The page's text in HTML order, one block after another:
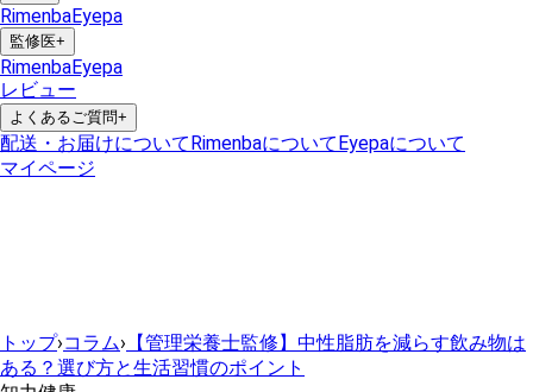
RimenbaEyepa
監修医+
RimenbaEyepa
レビュー
よくあるご質問+
配送・お届けについてRimenbaについてEyepaについて
マイページ
トップ›コラム› 【管理栄養士監修】中性脂肪を減らす飲み物は
ある？選び方と生活習慣のポイント